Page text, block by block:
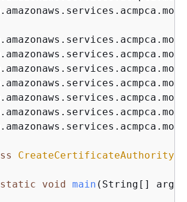
static void main (String[] args)